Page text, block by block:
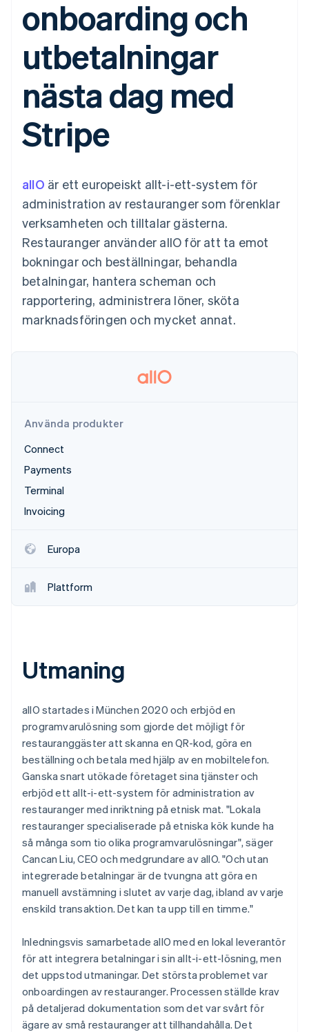
Link
Accelererad kassaprocess
Länkade finanskontodata
Recognition
Automatiserad
redovisning
Anpassade
rapporter
Data Pipeline
Datasynkronisering
Mer
Se vad som kommer härnäst
Radar
Bedrägeribekämpning
Bolagsbildning för startups
Climate
Koldioxidinfångning
Identity
Identitetsverifiering online
Plattformar
SaaS
AI-företag
Spel
Besöksnäring, resor
Media och
underhållning
Ideella organisationer
Professionella tjänster
Offentlig sektor
Detaljhandel
Ecosystem
Partner
Erbjud
användningsbaserad
fakturering
Utfärda stablecoin-
stödda kort
Tillhandahåll och
hantera tjänster med
agenter
Appintegrationer
Kodexempel
Utvecklarblogg
API-status
Produktplan
Sessions årliga
konferens
Karriärer
Nyhetsrum
Stripe Press
Kontakt
Bli partner
onboarding och
utbetalningar
nästa dag med
Stripe
allO är ett europeiskt allt-i-ett-system för
administration av restauranger som förenklar
verksamheten och tilltalar gästerna.
Restauranger använder allO för att ta emot
bokningar och beställningar, behandla
betalningar, hantera scheman och
rapportering, administrera löner, sköta
marknadsföringen och mycket annat.
Använda produkter
Connect
Payments
Terminal
Invoicing
Europa
Plattform
Utmaning
allO startades i München 2020 och erbjöd en
programvarulösning som gjorde det möjligt för
restauranggäster att skanna en QR-kod, göra en
beställning och betala med hjälp av en mobiltelefon.
Ganska snart utökade företaget sina tjänster och
erbjöd ett allt-i-ett-system för administration av
restauranger med inriktning på etnisk mat. "Lokala
restauranger specialiserade på etniska kök kunde ha
så många som tio olika programvarulösningar", säger
Cancan Liu, CEO och medgrundare av allO. "Och utan
integrerade betalningar är de tvungna att göra en
manuell avstämning i slutet av varje dag, ibland av varje
enskild transaktion. Det kan ta upp till en timme."
Inledningsvis samarbetade allO med en lokal leverantör
för att integrera betalningar i sin allt-i-ett-lösning, men
det uppstod utmaningar. Det största problemet var
onboardingen av restauranger. Processen ställde krav
på detaljerad dokumentation som det var svårt för
ägare av små restauranger att tillhandahålla. Det